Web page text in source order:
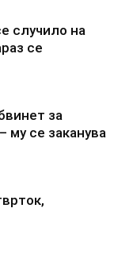
случило на
се
за
му се заканува